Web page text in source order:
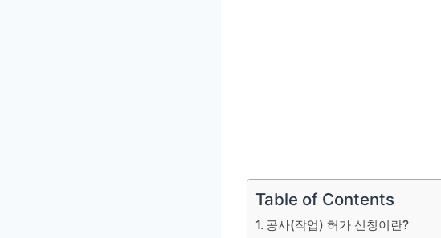
Table of Contents
공사(작업) 허가 신청이란?